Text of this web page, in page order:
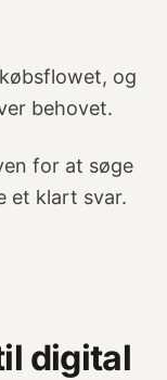
og
behovet.
for at søge
et klart svar.
digital